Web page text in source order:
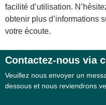
facilité d’utilisation.
obtenir plus d’informations
votre écoute.
Contactez-nous via
de contact
Veuillez nous envoyer un
dessous et nous reviendrons